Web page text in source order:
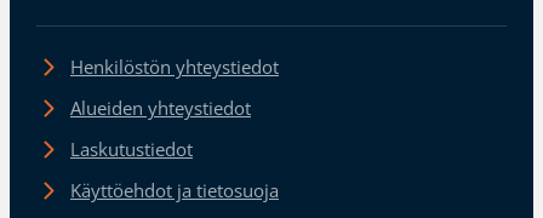
Henkilöstön yhteystiedot
Alueiden yhteystiedot
Laskutustiedot
Käyttöehdot ja tietosuoja